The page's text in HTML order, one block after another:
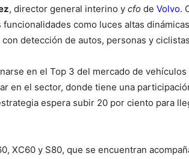
, director general interino y cfo de Volvo.
como luces altas
con detección de autos, personas y
en el Top 3 del mercado de vehículos
en el sector, donde tiene una
espera subir 20 por ciento para
XC60 y S80, que se encuentran